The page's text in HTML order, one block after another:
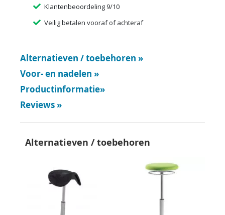
Klantenbeoordeling 9/10
Veilig betalen vooraf of achteraf
Alternatieven / toebehoren »
Voor- en nadelen »
Productinformatie»
Reviews »
Alternatieven / toebehoren